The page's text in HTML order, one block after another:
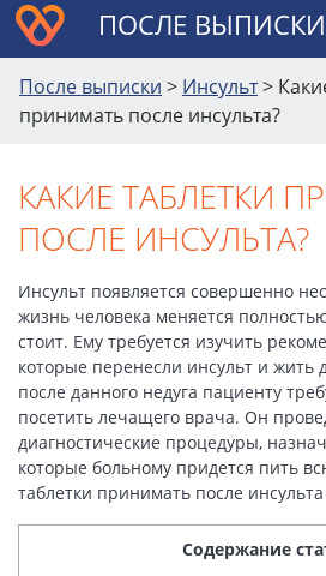
ПОСЛЕ ВЫПИСКИ
После выписки > Инсульт>
принимать после инсульта?
КАКИЕ ТАБЛЕТКИ
ПОСЛЕ ИНСУЛЬТА?
Инсульт появляется совершенно
жизнь человека меняется
стоит. Ему требуется изучить
которые перенесли инсульт и жить
после данного недуга пациенту
посетить лечащего врача. Он
диагностические процедуры,
которые больному придется пить
таблетки принимать после
Содержание